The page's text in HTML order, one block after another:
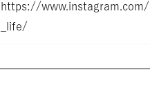
https://
_life/